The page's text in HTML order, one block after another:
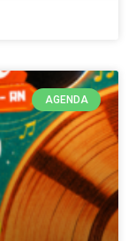
AGENDA